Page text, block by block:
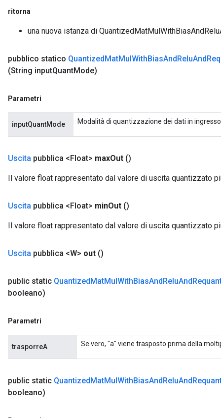
ritorna
una nuova istanza di
pubblico statico QuantizedMatMulWithBiasAndReluAnd
(String inputQuantMode)
Parametri
inputQuantMode Modalità di quantizzazione dei dati in
Uscita pubblica <Float> maxOut ()
Il valore float rappresentato dal valore di uscita quantizzato
Uscita pubblica <Float> minOut ()
Il valore float rappresentato dal valore di uscita quantizzato
Uscita pubblica <W> out ()
public static QuantizedMatMulWithBiasAndReluAnd
booleano)
Parametri
trasporreA Se vero, "a" viene trasposto prima della
public static QuantizedMatMulWithBiasAndReluAnd
booleano)